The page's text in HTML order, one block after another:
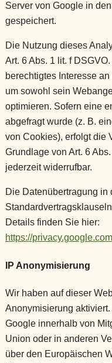
Server von Google in
gespeichert.
Die Nutzung dieses
Art. 6 Abs. 1 lit. f
berechtigtes Interesse
um sowohl sein
optimieren. Sofern eine
abgefragt wurde (z. B.
von Cookies), erfolgt die
Grundlage von Art. 6
jederzeit widerrufbar.
Die Datenübertragung in
Details finden Sie hier:
https://
IP Anonymisierung
Wir haben auf dieser
Anonymisierung
Google innerhalb von
Union oder in anderen
über den Europäischen